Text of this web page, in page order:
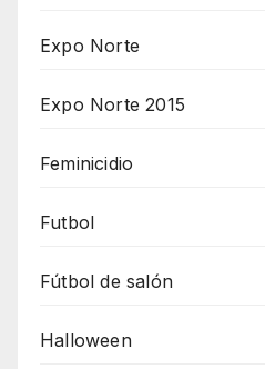
Expo Norte
Expo Norte 2015
Feminicidio
Futbol
Fútbol de salón
Halloween